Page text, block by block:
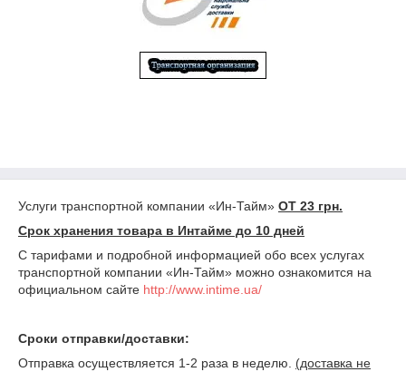
Услуги транспортной компании «Ин-Тайм» ОТ 23 грн.
Срок хранения товара в Интайме до 10 дней
С тарифами и подробной информацией обо всех услугах
транспортной компании «Ин-Тайм» можно ознакомится на
официальном сайте http://www.intime.ua/
Сроки отправки/доставки:
Отправка осуществляется 1-2 раза в неделю. (доставка не